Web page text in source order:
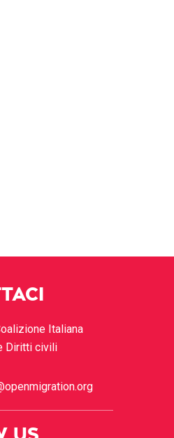
Italiana
Diritti civili